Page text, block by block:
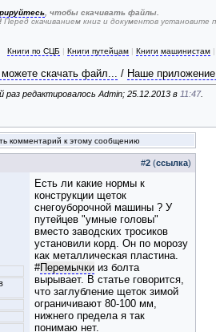
, чтобы скачивать файлы.
Перед скачиванием книг и документов установите
Книги по СЦБ | Книги путейцам | Книги машинистам
скачать файл... / Наше
раз редактировалось Admin; 25.12.2013 в 11:47.
комментарий к этому сообщению
#2 (ссылка)
Есть ли какие нормы к
конструкции щеток
снегоуборочной машины ? У
путейцев "умные головы"
вместо заводских тросиков
установили корд. Он по морозу
как металлическая пластина.
#Перемычки из болта
вырывает. В статье говорится,
что заглубление щеток зимой
ограничивают 80-100 мм,
нижнего предела я так
понимаю нет.